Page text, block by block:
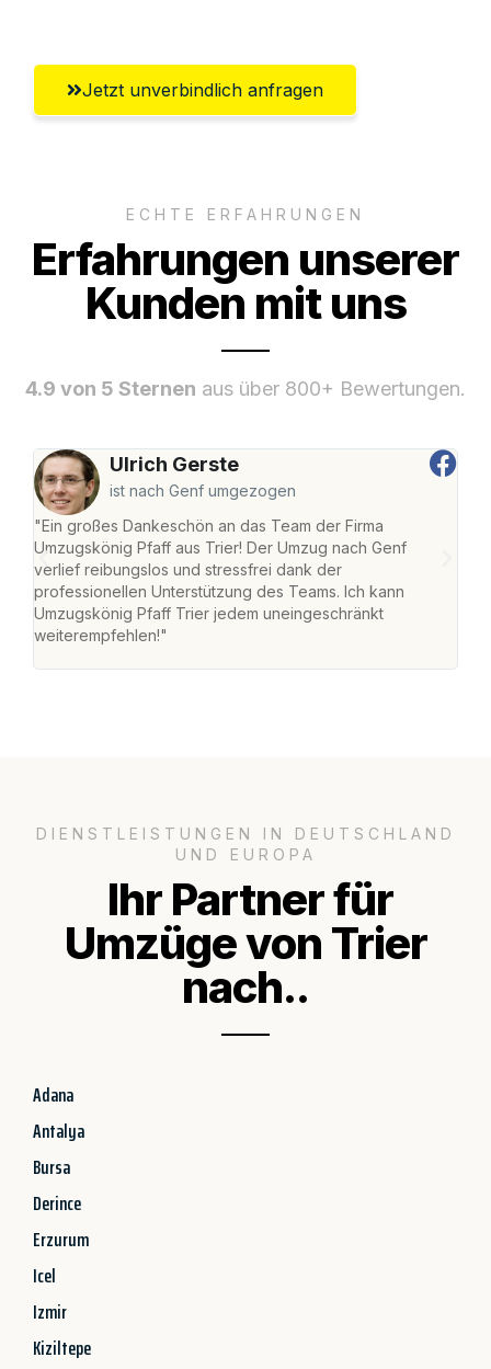
Jetzt unverbindlich anfragen
ECHTE ERFAHRUNGEN
Erfahrungen unserer
Kunden mit uns
4.9 von 5 Sternen aus über 800+ Bewertungen.
Ulrich Gerste
ist nach Genf umgezogen
"Ein großes Dankeschön an das Team der Firma
Umzugskönig Pfaff aus Trier! Der Umzug nach Genf
verlief reibungslos und stressfrei dank der
professionellen Unterstützung des Teams. Ich kann
Umzugskönig Pfaff Trier jedem uneingeschränkt
weiterempfehlen!"
DIENSTLEISTUNGEN IN DEUTSCHLAND
UND EUROPA
Ihr Partner für
Umzüge von Trier
nach..
Adana
Antalya
Bursa
Derince
Erzurum
Icel
Izmir
Kiziltepe